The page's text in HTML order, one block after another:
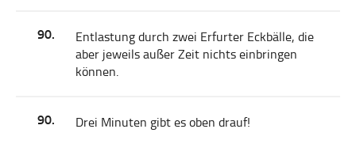
90.
Entlastung durch zwei Erfurter Eckbälle, die
aber jeweils außer Zeit nichts einbringen
können.
90. Drei Minuten gibt es oben drauf!